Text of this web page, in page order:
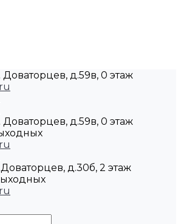
Доваторцев, д.59в, 0 этаж
Доваторцев, д.59в, 0 этаж
д.30б, 2 этаж